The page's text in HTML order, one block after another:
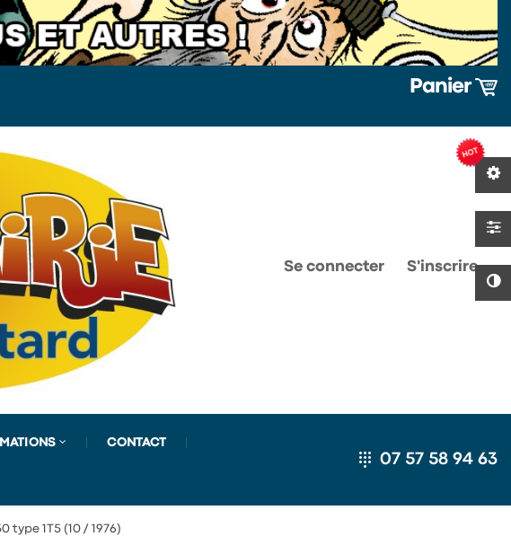
Panier
Se connecter S'inscrire
CONTACT
07 57 58 94 63
type 1T5 (10 / 1976)